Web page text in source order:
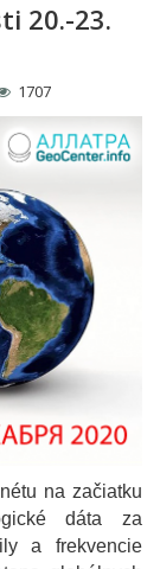
20.-23.
1707
na začiatku
dáta za
a frekvencie